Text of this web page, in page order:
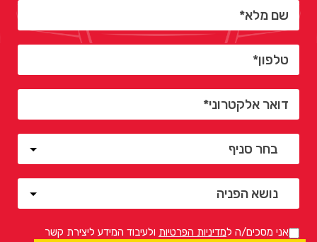
אני מסכים/ה למדיניות הפרטיות ולעיבוד המידע ליצירת קשר